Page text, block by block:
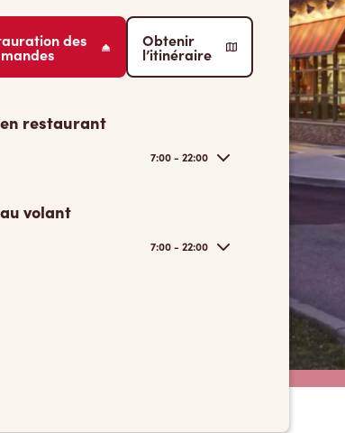
des Obtenir
l’itinéraire
restaurant
7:00 - 22:00
volant
7:00 - 22:00